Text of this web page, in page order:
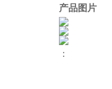
产品图片
：